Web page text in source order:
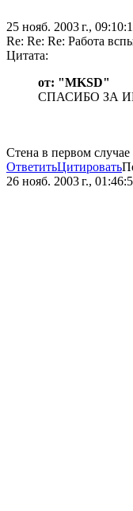
25 нояб. 2003 г.,
Re: Re: Re: Работа
Цитата:
от: "MKSD"
СПАСИБО ЗА
Стена в первом
ОтветитьЦитировать
26 нояб. 2003 г.,